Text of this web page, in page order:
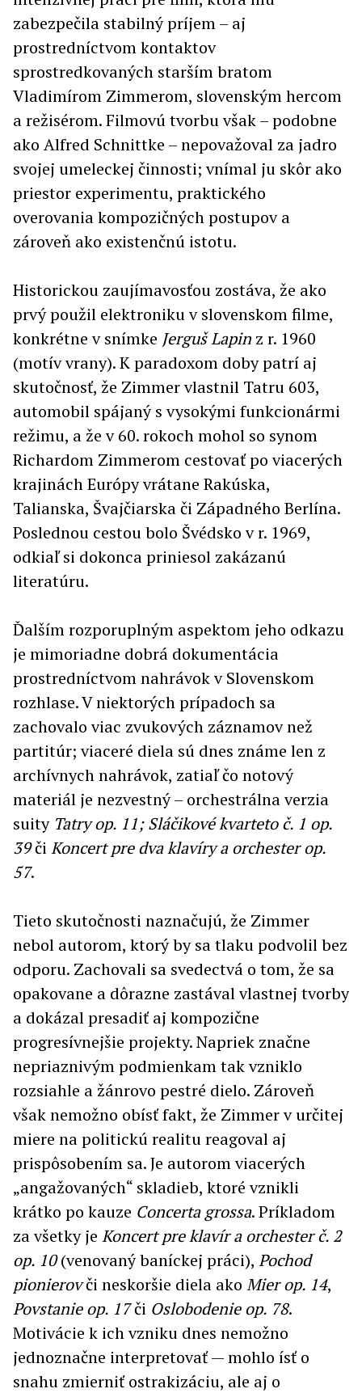
zabezpečila stabilný príjem – aj
prostredníctvom kontaktov
sprostredkovaných starším bratom
Vladimírom Zimmerom, slovenským hercom
a režisérom. Filmovú tvorbu však – podobne
ako Alfred Schnittke – nepovažoval za jadro
svojej umeleckej činnosti; vnímal ju skôr ako
priestor experimentu, praktického
overovania kompozičných postupov a
zároveň ako existenčnú istotu.
Historickou zaujímavosťou zostáva, že ako
prvý použil elektroniku v slovenskom filme,
konkrétne v snímke Jerguš Lapin z r. 1960
(motív vrany). K paradoxom doby patrí aj
skutočnosť, že Zimmer vlastnil Tatru 603,
automobil spájaný s vysokými funkcionármi
režimu, a že v 60. rokoch mohol so synom
Richardom Zimmerom cestovať po viacerých
krajinách Európy vrátane Rakúska,
Talianska, Švajčiarska či Západného Berlína.
Poslednou cestou bolo Švédsko v r. 1969,
odkiaľ si dokonca priniesol zakázanú
literatúru.
Ďalším rozporuplným aspektom jeho odkazu
je mimoriadne dobrá dokumentácia
prostredníctvom nahrávok v Slovenskom
rozhlase. V niektorých prípadoch sa
zachovalo viac zvukových záznamov než
partitúr; viaceré diela sú dnes známe len z
archívnych nahrávok, zatiaľ čo notový
materiál je nezvestný – orchestrálna verzia
suity Tatry op. 11; Sláčikové kvarteto č. 1 op.
39či Koncert pre dva klavíry a orchester op.
57.
Tieto skutočnosti naznačujú, že Zimmer
nebol autorom, ktorý by sa tlaku podvolil bez
odporu. Zachovali sa svedectvá o tom, že sa
opakovane a dôrazne zastával vlastnej tvorby
a dokázal presadiť aj kompozične
progresívnejšie projekty. Napriek značne
nepriaznivým podmienkam tak vzniklo
rozsiahle a žánrovo pestré dielo. Zároveň
však nemožno obísť fakt, že Zimmer v určitej
miere na politickú realitu reagoval aj
prispôsobením sa. Je autorom viacerých
„angažovaných“ skladieb, ktoré vznikli
krátko po kauze Concerta grossa. Príkladom
za všetky je Koncert pre klavír a orchester č. 2
op. 10(venovaný baníckej práci), Pochod
pionierovči neskoršie diela ako Mier op. 14,
Povstanie op. 17či Oslobodenie op. 78.
Motivácie k ich vzniku dnes nemožno
jednoznačne interpretovať — mohlo ísť o
snahu zmierniť ostrakizáciu, ale aj o